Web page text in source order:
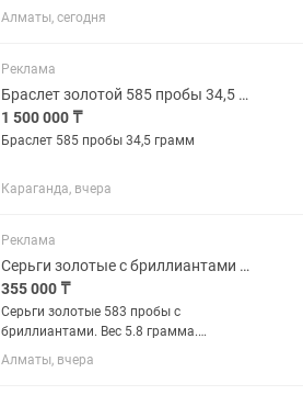
сколько грамм
Алматы, сегодня
Реклама
Браслет золотой 585 пробы 34,5 грамм литой
1 500 000 ₸
Браслет 585 пробы 34,5 грамм
Караганда, вчера
Реклама
Серьги золотые с бриллиантами 583 пробы. Желтое золото.
355 000 ₸
Серьги золотые 583 пробы с
бриллиантами. Вес 5.8 грамма.
Вставка Якутские бриллианты.
Производство СССР. Оригинал.
Алматы, вчера